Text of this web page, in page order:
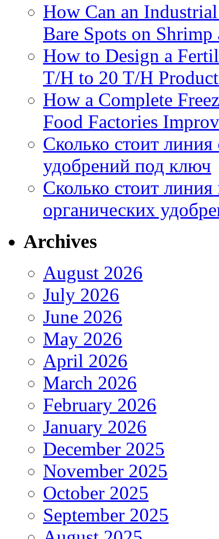
How Can an
Bare Spots on Shrimp
How to Design a
T/H to 20 T/H
How a Complete
Food Factories
Сколько стоит
удобрений под ключ
Сколько стоит
органических
Archives
August 2026
July 2026
June 2026
May 2026
April 2026
March 2026
February 2026
January 2026
December 2025
November 2025
October 2025
September 2025